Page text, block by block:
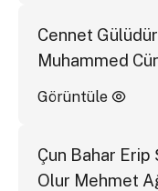
Cennet Gülüdür
Muhammed
Görüntüle
Çun Bahar
Olur Mehmet